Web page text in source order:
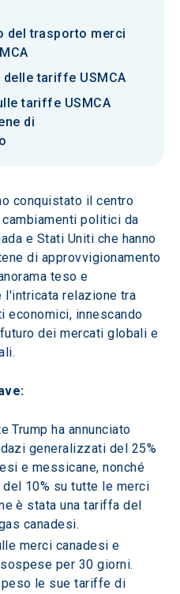
del trasporto merci
tariffe USMCA
tariffe USMCA
di
conquistato il centro
politici da
e Stati Uniti che hanno
di approvvigionamento
teso e
l'intricata relazione tra
innescando
dei mercati globali e
Trump ha annunciato
generalizzati del 25%
e messicane, nonché
10% su tutte le merci
è stata una tariffa del
canadesi.
merci canadesi e
per 30 giorni.
le sue tariffe di